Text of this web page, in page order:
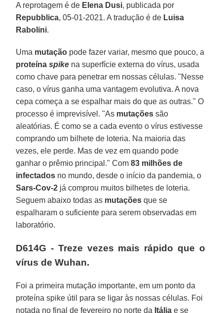
A reprotagem é de Elena Dusi, publicada por
Repubblica, 05-01-2021. A tradução é de Luisa
Rabolini.
Uma mutação pode fazer variar, mesmo que pouco, a
proteínaspike na superfície externa do vírus, usada
como chave para penetrar em nossas células. "Nesse
caso, o vírus ganha uma vantagem evolutiva. A nova
cepa começa a se espalhar mais do que as outras." O
processo é imprevisível. "As mutações são
aleatórias. É como se a cada evento o vírus estivesse
comprando um bilhete de loteria. Na maioria das
vezes, ele perde. Mas de vez em quando pode
ganhar o prêmio principal." Com83 milhões de
infectados no mundo, desde o início da pandemia, o
Sars-Cov-2 já comprou muitos bilhetes de loteria.
Seguem abaixo todas as mutações que se
espalharam o suficiente para serem observadas em
laboratório.
D614G - Treze vezes mais rápido que o
vírus de Wuhan.
Foi a primeira mutação importante, em um ponto da
proteína spike útil para se ligar às nossas células. Foi
notada no final de fevereiro no norte da Itália e se